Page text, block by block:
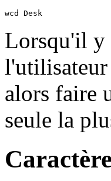
wcd Desk
Lorsqu'il y
l'utilisateur
alors faire
seule la